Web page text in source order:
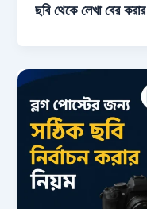
ছবি থেকে লেখা বের